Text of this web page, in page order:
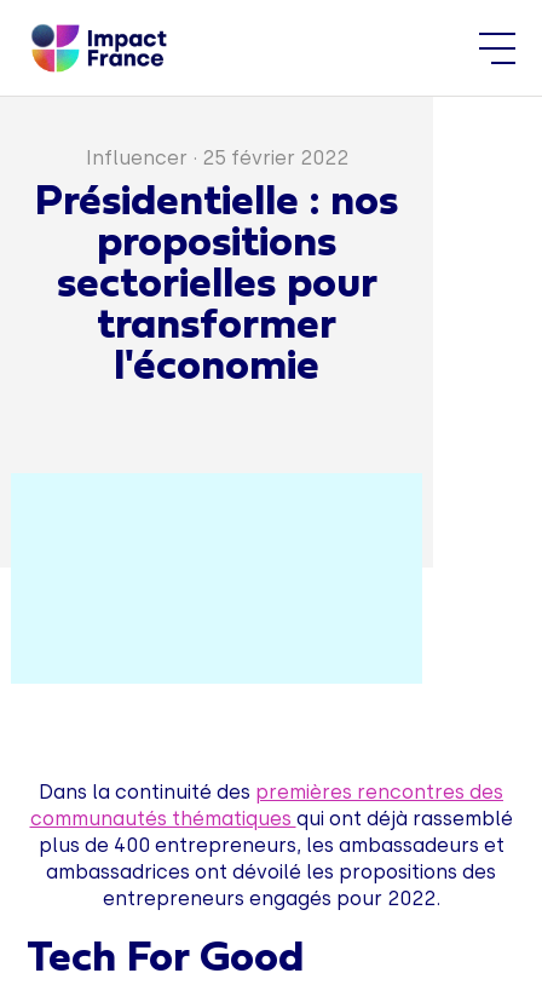
Influencer · 25 février 2022
Présidentielle : nos
propositions
sectorielles pour
transformer
l'économie
Dans la continuité des premières rencontres des
communautés thématiques qui ont déjà rassemblé
plus de 400 entrepreneurs, les ambassadeurs et
ambassadrices ont dévoilé les propositions des
entrepreneurs engagés pour 2022.
Tech For Good